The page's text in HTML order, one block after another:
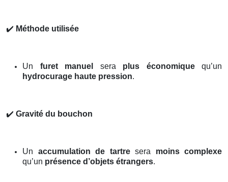
✔️ Méthode utilisée
Un furet manuel sera plus économiquequ’un
hydrocurage haute pression.
✔️ Gravité du bouchon
Un accumulation de tartresera moins complexe
qu’un présence d’objets étrangers.